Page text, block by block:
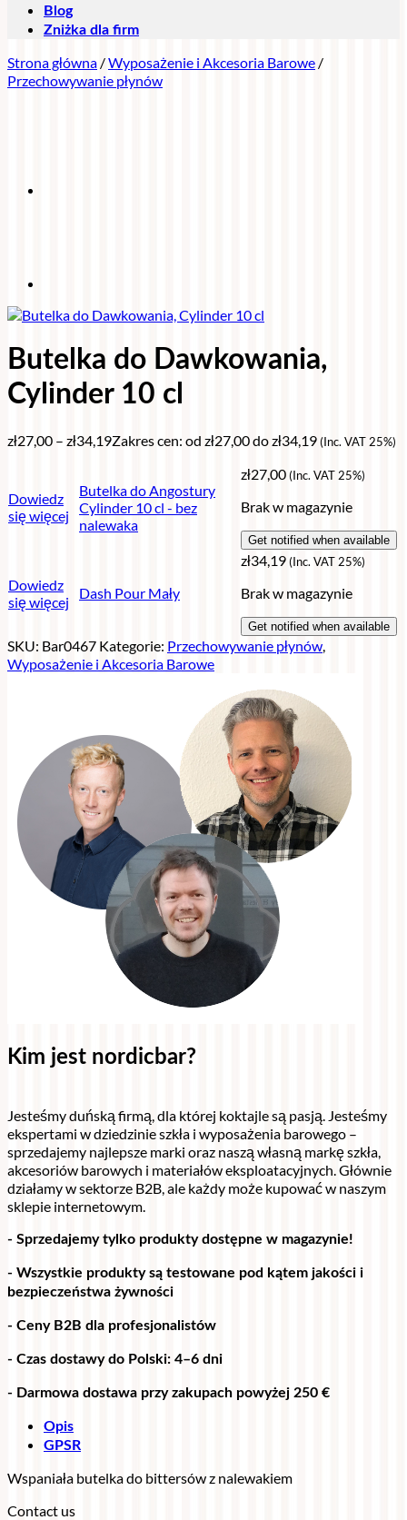
Blog
Zniżka dla firm
Strona główna /Wyposażenie i Akcesoria Barowe /
Przechowywanie płynów
Butelka do Dawkowania,
Cylinder 10 cl
zł27,00 – zł34,19Zakres cen: od zł27,00 do zł34,19(Inc. VAT 25%)
Dowiedz
się więcej
Butelka do Angostury
Cylinder 10 cl - bez
nalewaka
zł27,00(Inc. VAT 25%)
Brak w magazynie
Dowiedz
się więcej
Dash Pour Mały
zł34,19(Inc. VAT 25%)
Brak w magazynie
SKU: Bar0467 Kategorie: Przechowywanie płynów,
Wyposażenie i Akcesoria Barowe
Kim jest nordicbar?
Jesteśmy duńską firmą, dla której koktajle są pasją. Jesteśmy
ekspertami w dziedzinie szkła i wyposażenia barowego –
sprzedajemy najlepsze marki oraz naszą własną markę szkła,
akcesoriów barowych i materiałów eksploatacyjnych. Głównie
działamy w sektorze B2B, ale każdy może kupować w naszym
sklepie internetowym.
- Sprzedajemy tylko produkty dostępne w magazynie!
- Wszystkie produkty są testowane pod kątem jakości i
bezpieczeństwa żywności
- Ceny B2B dla profesjonalistów
- Czas dostawy do Polski: 4–6 dni
- Darmowa dostawa przy zakupach powyżej 250 €
Opis
GPSR
Wspaniała butelka do bittersów z nalewakiem
Contact us